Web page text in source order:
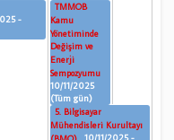
-
TMMOB
Kamu
Yönetiminde
Değişim ve
Enerji
Sempozyumu
10/11/2025
(Tüm gün)
5. Bilgisayar
Mühendisleri Kurultayı
10/11/2025 -